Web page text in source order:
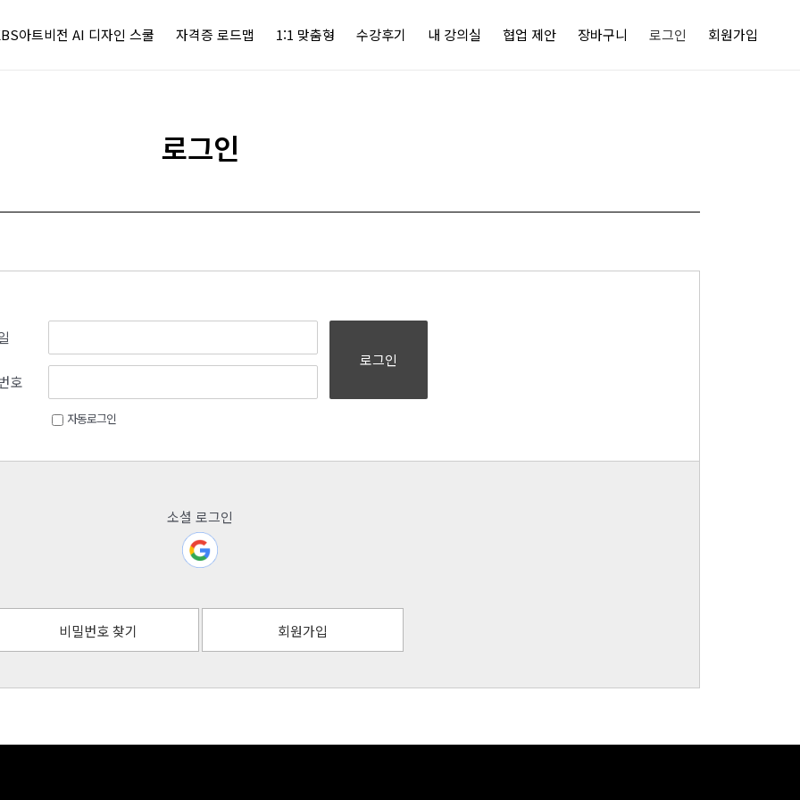
아트비전 AI 디자인 스쿨 자격증 로드맵 1:1 맞춤형 수강후기 내 강의실 협업 제안 장바구니 로그인 회원가입
로그인
호
자동로그인
로그인
소셜 로그인
비밀번호 찾기 회원가입